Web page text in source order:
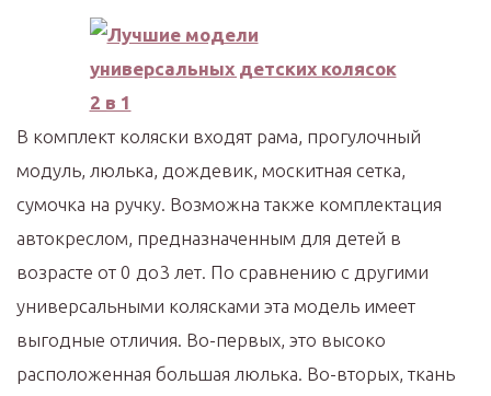
В комплект коляски входят рама, прогулочный
модуль, люлька, дождевик, москитная сетка,
сумочка на ручку. Возможна также комплектация
автокреслом, предназначенным для детей в
возрасте от 0 до3 лет. По сравнению с другими
универсальными колясками эта модель имеет
выгодные отличия. Во-первых, это высоко
расположенная большая люлька. Во-вторых, ткань